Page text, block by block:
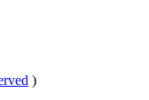
)